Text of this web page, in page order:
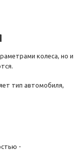
колеса, но и
тип автомобиля,
-